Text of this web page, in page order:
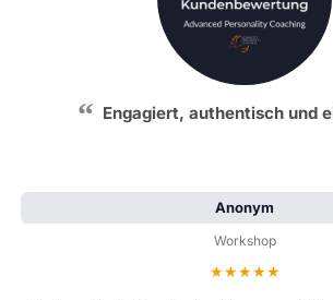
Engagiert, authentisch und
Anonym
Workshop
Bewertung: